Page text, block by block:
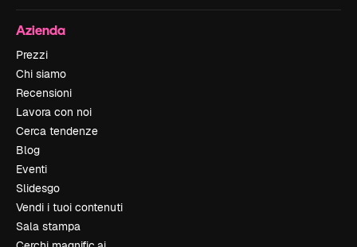
Azienda
Prezzi
Chi siamo
Recensioni
Lavora con noi
Cerca tendenze
Blog
Eventi
Slidesgo
Vendi i tuoi contenuti
Sala stampa